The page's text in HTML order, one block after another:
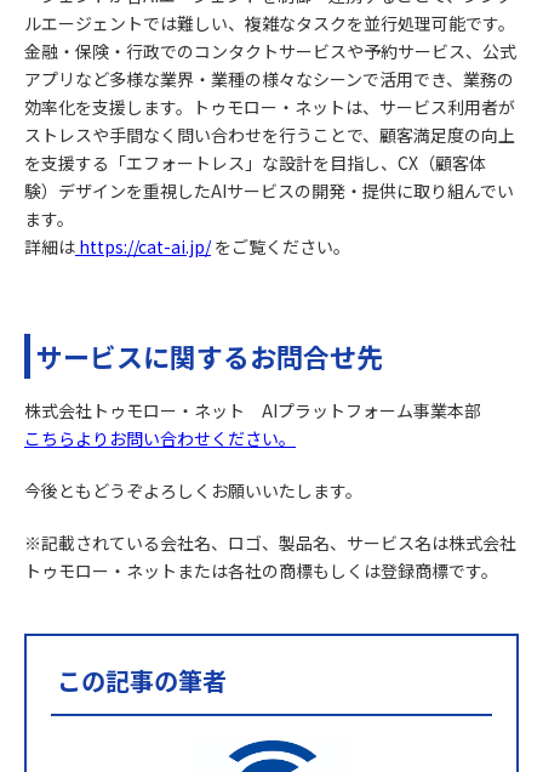
ルエージェントでは難しい、複雑なタスクを並行処理可能です。
金融・保険・行政でのコンタクトサービスや予約サービス、公式
アプリなど多様な業界・業種の様々なシーンで活用でき、業務の
効率化を支援します。トゥモロー・ネットは、サービス利用者が
ストレスや手間なく問い合わせを行うことで、顧客満足度の向上
を支援する「エフォートレス」な設計を目指し、CX（顧客体
験）デザインを重視したAIサービスの開発・提供に取り組んでい
ます。
詳細は https://cat-ai.jp/をご覧ください。
サービスに関するお問合せ先
株式会社トゥモロー・ネット AIプラットフォーム事業本部
こちらよりお問い合わせください。
今後ともどうぞよろしくお願いいたします。
※記載されている会社名、ロゴ、製品名、サービス名は株式会社
トゥモロー・ネットまたは各社の商標もしくは登録商標です。
この記事の筆者